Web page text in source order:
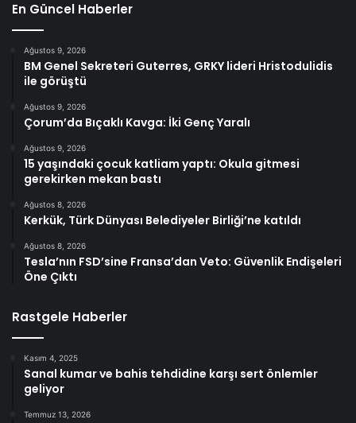
En Güncel Haberler
Ağustos 9, 2026
BM Genel Sekreteri Guterres, GRKY lideri Hristodulidis
ile görüştü
Ağustos 9, 2026
Çorum’da Bıçaklı Kavga: İki Genç Yaralı
Ağustos 9, 2026
15 yaşındaki çocuk katliam yaptı: Okula gitmesi
gerekirken mekan bastı
Ağustos 8, 2026
Kerkük, Türk Dünyası Belediyeler Birliği’ne katıldı
Ağustos 8, 2026
Tesla’nın FSD’sine Fransa’dan Veto: Güvenlik Endişeleri
Öne Çıktı
Rastgele Haberler
Kasım 4, 2025
Sanal kumar ve bahis tehdidine karşı sert önlemler
geliyor
Temmuz 13, 2026